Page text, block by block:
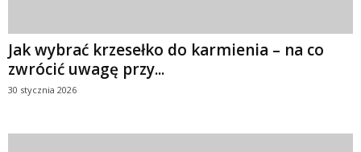
Jak wybrać krzesełko do karmienia – na co
zwrócić uwagę przy...
30 stycznia 2026